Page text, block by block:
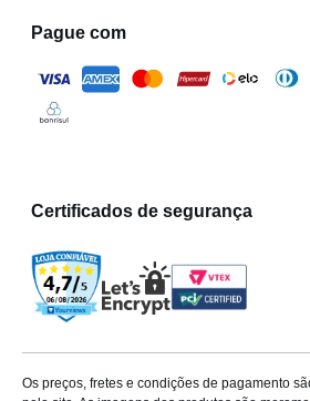
Pague com
Certificados de segurança
Os preços, fretes e condições de pagamento